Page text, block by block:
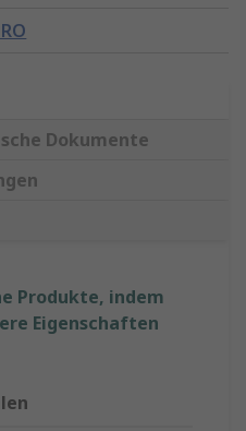
Dokumente
Produkte, indem
Eigenschaften